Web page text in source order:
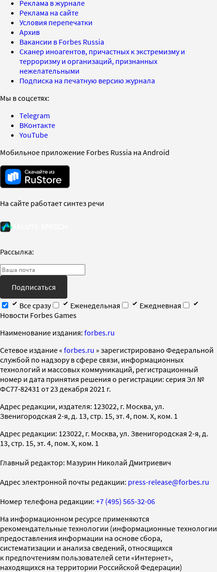
Реклама в журнале
Реклама на сайте
Условия перепечатки
Архив
Вакансии в Forbes Russia
Сканер иноагентов, причастных к экстремизму и
терроризму и организаций, признанных
нежелательными
Подписка на печатную версию журнала
Мы в соцсетях:
Telegram
ВКонтакте
YouTube
Мобильное приложение Forbes Russia на Android
На сайте работает синтез речи
Рассылка:
Подписаться
Все сразу
Еженедельная
Ежедневная
Новости Forbes Games
Наименование издания: forbes.ru
Cетевое издание « forbes.ru » зарегистрировано Федеральной
службой по надзору в сфере связи, информационных
технологий и массовых коммуникаций, регистрационный
номер и дата принятия решения о регистрации: серия Эл №
ФС77-82431 от 23 декабря 2021 г.
Адрес редакции, издателя: 123022, г. Москва, ул.
Звенигородская 2-я, д. 13, стр. 15, эт. 4, пом. X, ком. 1
Адрес редакции: 123022, г. Москва, ул. Звенигородская 2-я, д.
13, стр. 15, эт. 4, пом. X, ком. 1
Главный редактор: Мазурин Николай Дмитриевич
Адрес электронной почты редакции: press-release@forbes.ru
Номер телефона редакции: +7 (495) 565-32-06
На информационном ресурсе применяются
рекомендательные технологии (информационные технологии
предоставления информации на основе сбора,
систематизации и анализа сведений, относящихся
к предпочтениям пользователей сети «Интернет»,
находящихся на территории Российской Федерации)